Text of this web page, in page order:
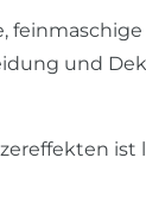
und
ist